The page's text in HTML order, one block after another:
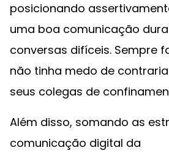
posicionando
uma boa comunicação
conversas difíceis. Sempre
não tinha medo de
seus colegas de
Além disso, somando as
comunicação digital da